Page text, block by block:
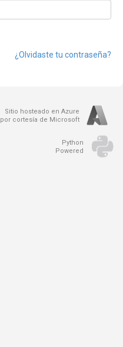
¿Olvidaste tu contraseña?
Sitio hosteado en Azure
por cortesía de Microsoft
Python
Powered